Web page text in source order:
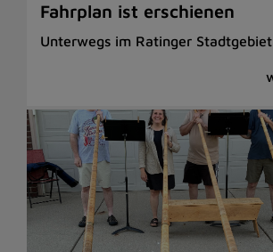
Fahrplan ist erschienen
Unterwegs im Ratinger Stadtgebiet